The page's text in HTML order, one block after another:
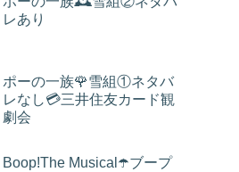
レあり
ポーの一族🌹雪組①ネタバ
レなし💳三井住友カード観
劇会
Boop!The Musical☂️ブープ